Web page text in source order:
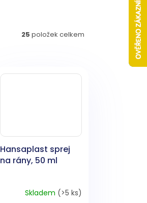
25 položek celkem
Hansaplast sprej
na rány, 50 ml
Skladem (>5 ks)